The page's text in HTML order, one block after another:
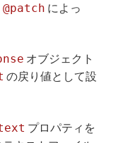
@patch によっ
オブジェクト
の戻り値として設
プロパティを